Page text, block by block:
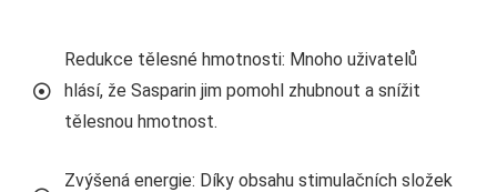
Redukce tělesné hmotnosti: Mnoho uživatelů
hlásí, že Sasparin jim pomohl zhubnout a snížit
tělesnou hmotnost.
Zvýšená energie: Díky obsahu stimulačních složek